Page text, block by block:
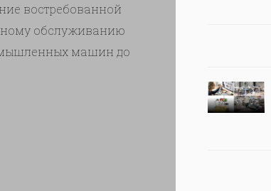
востребованной
обслуживанию
машин до
уровня в
ИДЕТ НАБОР ШКОЛА МЕХАНИКОВ